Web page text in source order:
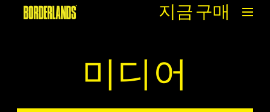
지금 구매
미디어